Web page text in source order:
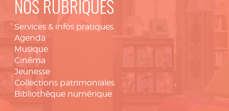
NOS RUBRIQUES
Services & infos pratiques
Agenda
Musique
Cinéma
Jeunesse
Collections patrimoniales
Bibliothèque numérique